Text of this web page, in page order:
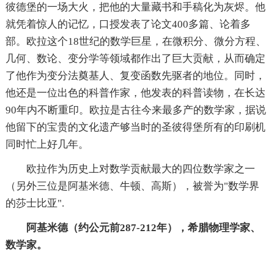
彼德堡的一场大火，把他的大量藏书和手稿化为灰烬。他
就凭着惊人的记忆，口授发表了论文400多篇、论着多
部。欧拉这个18世纪的数学巨星，在微积分、微分方程、
几何、数论、变分学等领域都作出了巨大贡献，从而确定
了他作为变分法奠基人、复变函数先驱者的地位。同时，
他还是一位出色的科普作家，他发表的科普读物，在长达
90年内不断重印。欧拉是古往今来最多产的数学家，据说
他留下的宝贵的文化遗产够当时的圣彼得堡所有的印刷机
同时忙上好几年。
欧拉作为历史上对数学贡献最大的四位数学家之一
（另外三位是阿基米德、牛顿、高斯），被誉为"数学界
的莎士比亚".
阿基米德（约公元前287-212年），希腊物理学家、
数学家。